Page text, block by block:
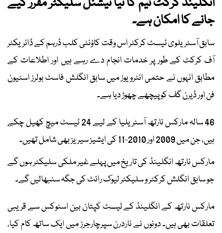
جانے کا امکان ہے۔
سابق آسٹریلوی ٹیسٹ کرکٹر اس وقت کاؤنٹی کلب ڈرہم کے ڈائریکٹر
آف کرکٹ کے طور پر خدمات انجام دے رہے ہیں اور اطلاعات کے
مطابق انہوں نے حتمی انٹرویوز میں سابق انگلش فاسٹ بولرز اسٹیون
فن اور ڈیرن گف کو پیچھے چھوڑ دیا ہے۔
46 سالہ مارکس نارتھ آسٹریلیا کے لیے 24 ٹیسٹ میچ کھیل چکے
ہیں، جن میں 2009 اور 2010-11 کی ایشیز سیریز بھی شامل تھیں۔
مارکس نارتھ انگلینڈ کی تاریخ میں پہلے غیر ملکی سلیکٹر ہوں گے
جو سابق انگلش کرکٹر و سلیکٹر لیوک رائٹ کی جگہ سنبھالیں گے۔
مارکس نارتھ کے انگلینڈ کے ٹیسٹ کپتان بین اسٹوکس سے قریبی
تعلقات بھی ہیں۔ دونوں نے ناردرن سپرچارجرز میں ایک ساتھ کام کیا،